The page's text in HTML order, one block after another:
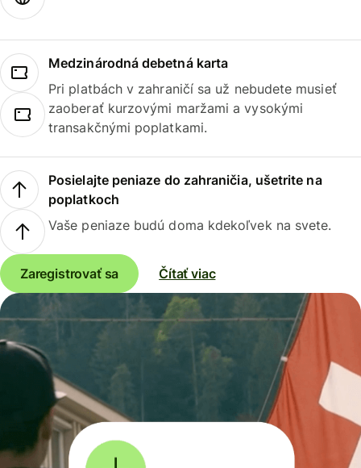
Medzinárodná debetná karta
Pri platbách v zahraničí sa už nebudete musieť
zaoberať kurzovými maržami a vysokými
transakčnými poplatkami.
Posielajte peniaze do zahraničia, ušetrite na
poplatkoch
Vaše peniaze budú doma kdekoľvek na svete.
Zaregistrovať sa Čítať viac